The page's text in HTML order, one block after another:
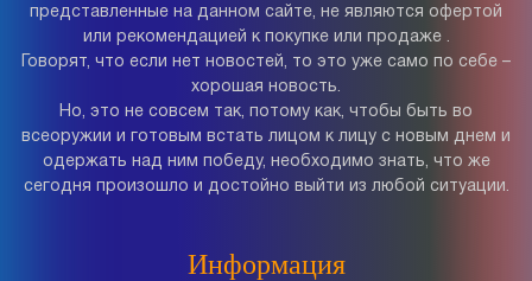
представленные на данном сайте, не являются офертой
или рекомендацией к покупке или продаже .
Говорят, что если нет новостей, то это уже само по себе –
хорошая новость.
Но, это не совсем так, потому как, чтобы быть во
всеоружии и готовым встать лицом к лицу с новым днем и
одержать над ним победу, необходимо знать, что же
сегодня произошло и достойно выйти из любой ситуации.
Информация